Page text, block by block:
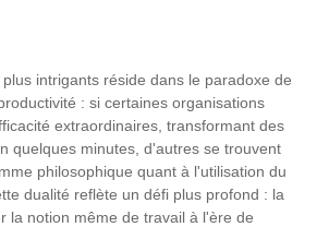
intrigants réside dans le paradoxe de
: si certaines organisations
extraordinaires, transformant des
quelques minutes, d'autres se trouvent
philosophique quant à l'utilisation du
dualité reflète un défi plus profond : la
la notion même de travail à l'ère de